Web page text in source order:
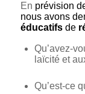
En prévision
nous avons
éducatifsde
Qu’avez-
laïcité et
Qu’est-ce